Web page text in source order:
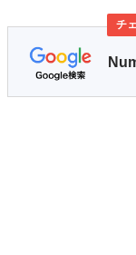
チ